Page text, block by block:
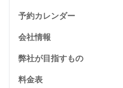
予約カレンダー
会社情報
弊社が目指すもの
料金表